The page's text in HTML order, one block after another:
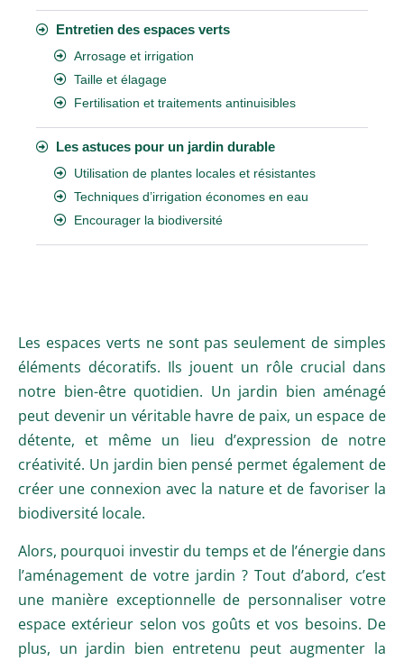
Entretien des espaces verts
Arrosage et irrigation
Taille et élagage
Fertilisation et traitements antinuisibles
Les astuces pour un jardin durable
Utilisation de plantes locales et résistantes
Techniques d’irrigation économes en eau
Encourager la biodiversité
Les espaces verts ne sont pas seulement de simples
éléments décoratifs. Ils jouent un rôle crucial dans
notre bien-être quotidien. Un jardin bien aménagé
peut devenir un véritable havre de paix, un espace de
détente, et même un lieu d’expression de notre
créativité. Un jardin bien pensé permet également de
créer une connexion avec la nature et de favoriser la
biodiversité locale.
Alors, pourquoi investir du temps et de l’énergie dans
l’aménagement de votre jardin ? Tout d’abord, c’est
une manière exceptionnelle de personnaliser votre
espace extérieur selon vos goûts et vos besoins. De
plus, un jardin bien entretenu peut augmenter la